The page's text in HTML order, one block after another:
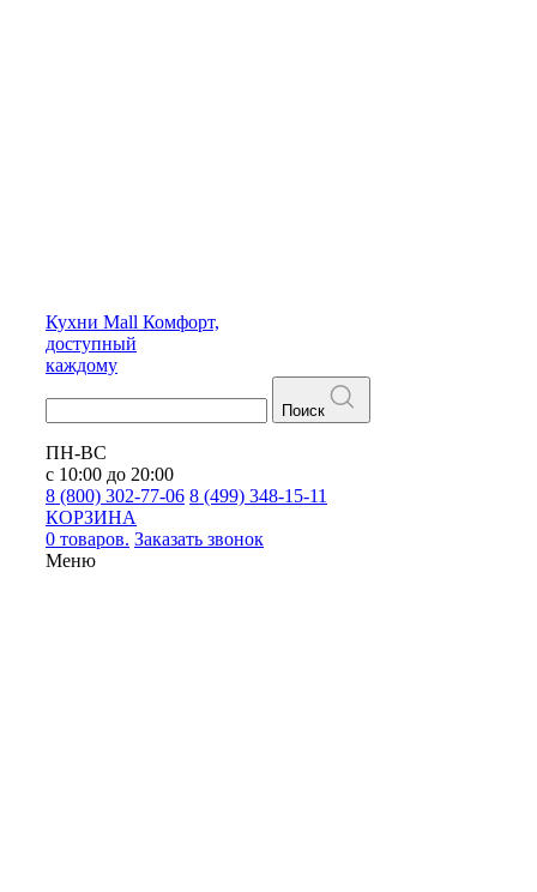
Кухни Mall Комфорт,
доступный
каждому
Поиск
ПН-ВС
с 10:00 до 20:00
8 (800) 302-77-06 8 (499) 348-15-11
КОРЗИНА
0 товаров. Заказать звонок
Меню